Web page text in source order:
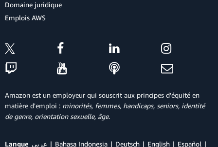
Domaine juridique
Emplois AWS
Amazon est un employeur qui souscrit aux principes d'équité en
matière d'emploi : minorités, femmes, handicaps, seniors, identité
de genre, orientation sexuelle, âge.
Langue عربي Bahasa Indonesia Deutsch English Español